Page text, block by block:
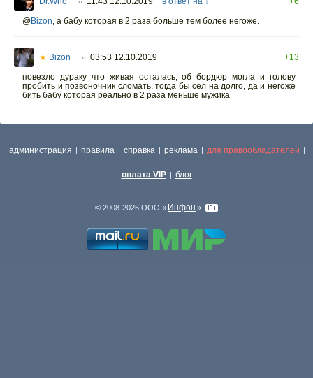
○
@Bizon, а бабу которая в 2 раза больше тем более негоже.
★ Bizon ○ 03:53 12.10.2019
+13
повезло дураку что живая осталась, об бордюр могла и голову
пробить и позвоночник сломать, тогда бы сел на долго, да и негоже
бить бабу которая реально в 2 раза меньше мужика
администрация | правила | справка | реклама | для правообладателей |
оплата VIP | блог
© 2008-2026 ООО « Инфон »